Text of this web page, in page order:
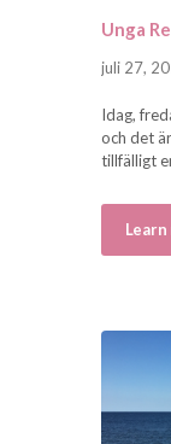
Unga
juli 27,
Idag,
och det
tillfälligt